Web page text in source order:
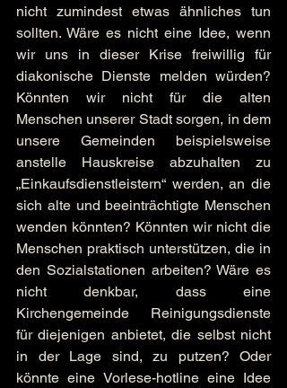
nicht zumindest etwas ähnliches tun
sollten. Wäre es nicht eine Idee, wenn
wir uns in dieser Krise freiwillig für
diakonische Dienste melden würden?
Könnten wir nicht für die alten
Menschen unserer Stadt sorgen, in dem
unsere Gemeinden beispielsweise
anstelle Hauskreise abzuhalten zu
„Einkaufsdienstleistern“ werden, an die
sich alte und beeinträchtigte Menschen
wenden könnten? Könnten wir nicht die
Menschen praktisch unterstützen, die in
den Sozialstationen arbeiten? Wäre es
nicht denkbar, dass eine
Kirchengemeinde Reinigungsdienste
für diejenigen anbietet, die selbst nicht
in der Lage sind, zu putzen? Oder
könnte eine Vorlese-hotline eine Idee